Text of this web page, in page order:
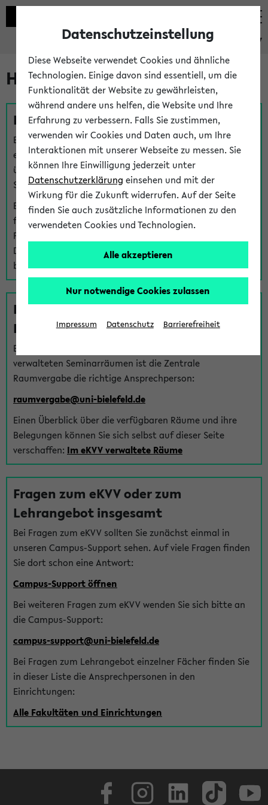
eKVV
Hilfe & Kontakt
Fragen zu einzelnen Veranstaltungen
Bei inhaltlichen und organisatorischen Fragen zu
einzelnen Veranstaltungen finden Sie Ansprechpersonen
über denFragen-Link bei jeder Veranstaltung. Der BIS
Support kann hier meist keine direkte Hilfe leisten.
Bei Veranstaltungen mit eKVV Teilnahmemanagement
finden Sie eine Auskunft über die Personen, die Ihre
Platzzuteilung im eKVV eingetragen haben, auf der
Detailseite zum Teilnahmemanagement der
betreffenden Veranstaltung.
Fragen zu im eKVV verwalteten
Räumen
Bei Fragen zur Vergabe von Hörsälen und vom eKVV
verwalteten Seminarräumen ist die Zentrale
Raumvergabe die richtige Ansprechperson:
raumvergabe@uni-bielefeld.de
Einen Überblick über die verfügbaren Räume und ihre
Belegungen können Sie sich selbst auf dieser Seite
verschaffen: Im eKVV verwaltete Räume
Fragen zum eKVV oder zum
Lehrangebot insgesamt
Bei Fragen zum eKVV sollten Sie zunächst einmal in
unseren Campus-Support sehen. Auf viele Fragen finden
Sie dort schon eine Antwort:
Campus-Support öffnen
Bei weiteren Fragen zum eKVV wenden Sie sich bitte an
die Campus-Support:
campus-support@uni-bielefeld.de
Bei Fragen zum Lehrangebot einzelner Fächer finden Sie
in dieser Liste die Ansprechpersonen in den
Einrichtungen:
Alle Fakultäten und Einrichtungen
Datenschutzeinstellung
Diese Webseite verwendet Cookies und ähnliche
Technologien. Einige davon sind essentiell, um die
Funktionalität der Website zu gewährleisten,
während andere uns helfen, die Website und Ihre
Erfahrung zu verbessern. Falls Sie zustimmen,
verwenden wir Cookies und Daten auch, um Ihre
Interaktionen mit unserer Webseite zu messen. Sie
können Ihre Einwilligung jederzeit unter
Datenschutzerklärung einsehen und mit der
Wirkung für die Zukunft widerrufen. Auf der Seite
finden Sie auch zusätzliche Informationen zu den
verwendeten Cookies und Technologien.
Alle akzeptieren
Nur notwendige Cookies zulassen
Impressum Datenschutz Barrierefreiheit